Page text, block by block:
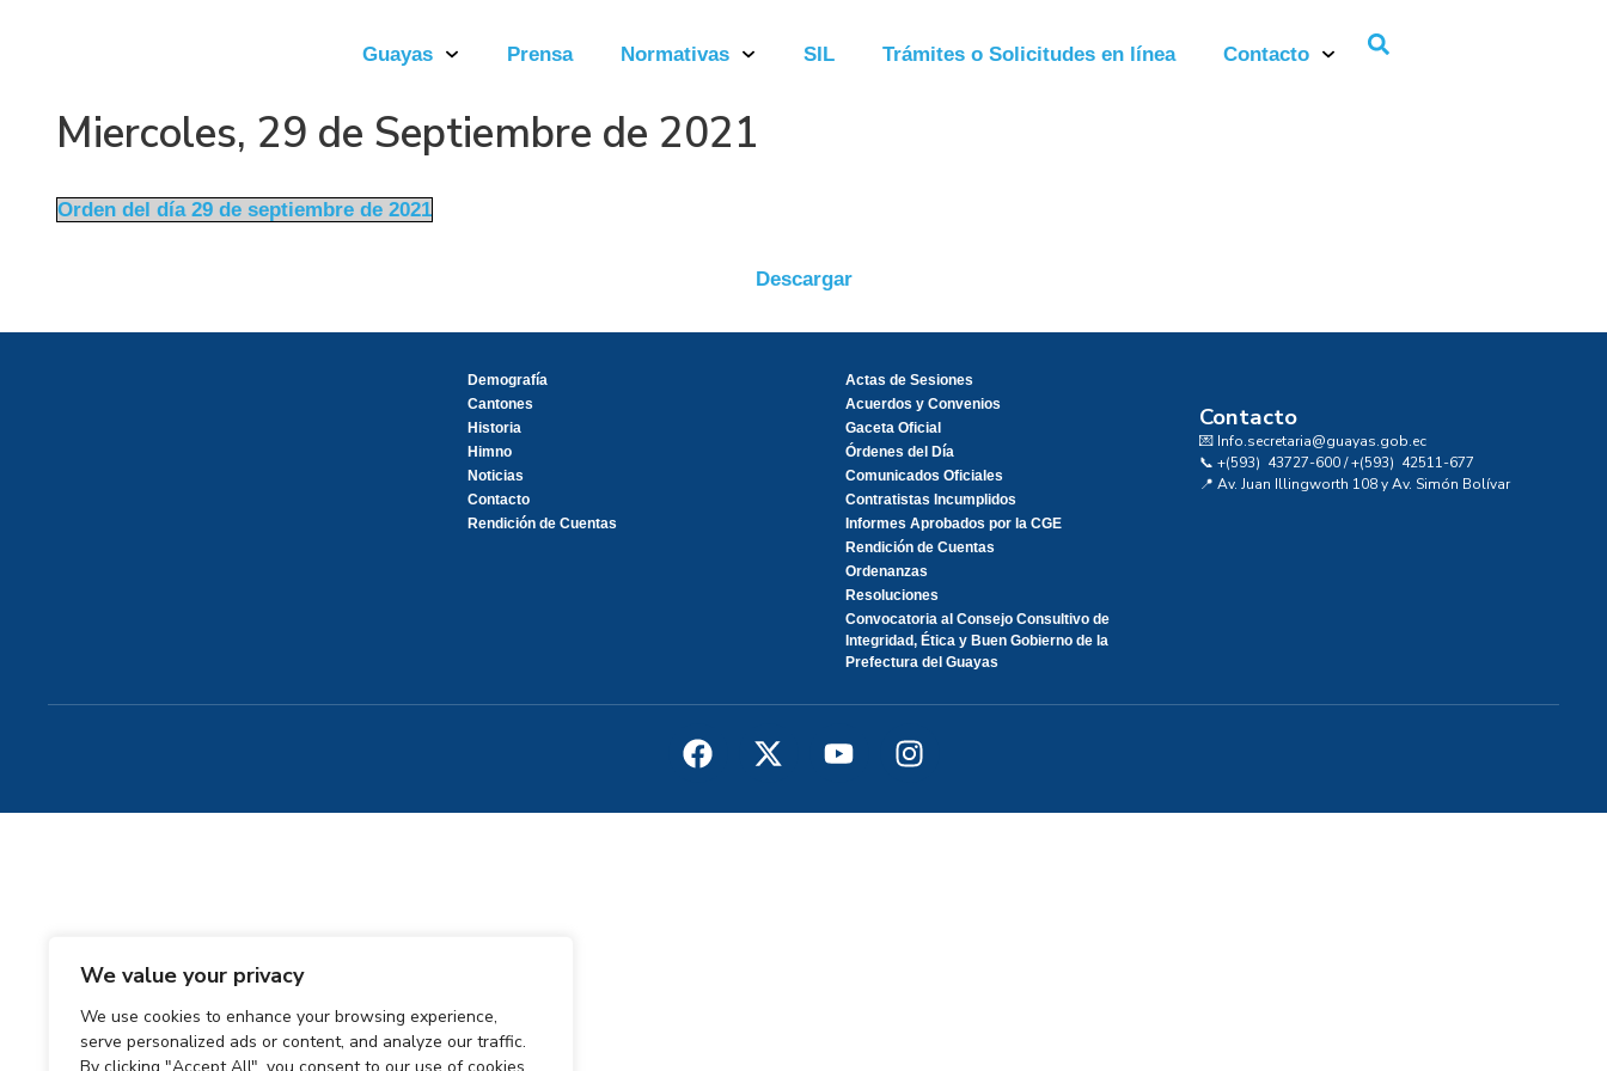
We value your privacy
We use cookies to enhance your browsing experience,
serve personalized ads or content, and analyze our traffic.
Guayas Prensa Normativas SIL Trámites o Solicitudes en línea Contacto
Miercoles, 29 de Septiembre de 2021
Orden del día 29 de septiembre de 2021
Descargar
Demografía
Cantones
Historia
Himno
Noticias
Contacto
Rendición de Cuentas
Actas de Sesiones
Acuerdos y Convenios
Gaceta Oficial
Órdenes del Día
Comunicados Oficiales
Contratistas Incumplidos
Informes Aprobados por la CGE
Rendición de Cuentas
Ordenanzas
Resoluciones
Convocatoria al Consejo Consultivo de
Integridad, Ética y Buen Gobierno de la
Prefectura del Guayas
Contacto
💌 Info.secretaria@guayas.gob.ec
📞 +(593) 43727-600 / +(593) 42511-677
📍 Av. Juan Illingworth 108 y Av. Simón Bolívar